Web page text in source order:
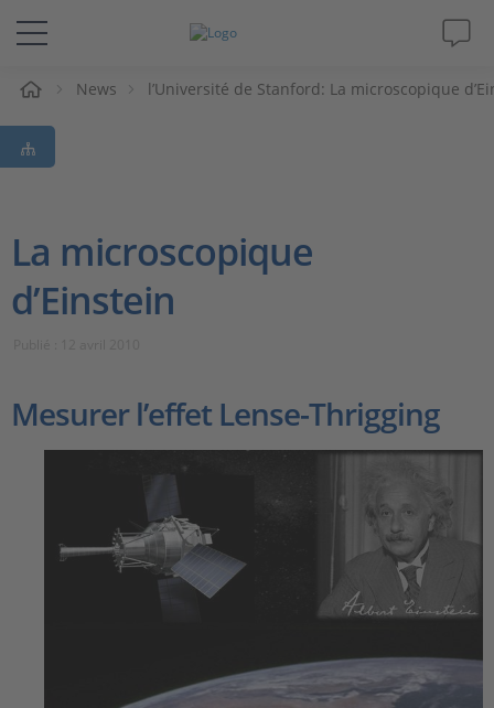
Solutions & Produits
Support
Société
News l’Université de Stanford: La microscopique
La microscopique
d’Einstein
Mesurer l’effet Lense-Thrigging